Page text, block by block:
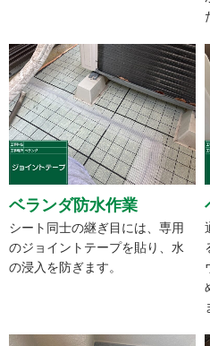
ベランダ防水作業
シート同士の継ぎ目には、専用
のジョイントテープを貼り、水
の浸入を防ぎます。